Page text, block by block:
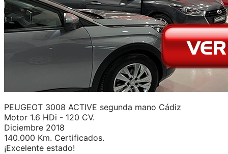
PEUGEOT 3008 ACTIVE segunda mano Cádiz
Motor 1.6 HDi - 120 CV.
Diciembre 2018
140.000 Km. Certificados.
¡Excelente estado!